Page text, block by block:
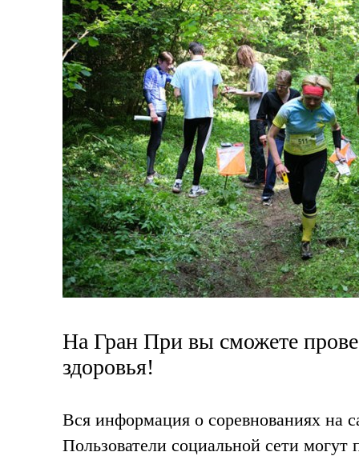
На Гран При вы сможете
здоровья!
Вся информация о соревнованиях на
Пользователи социальной сети могут